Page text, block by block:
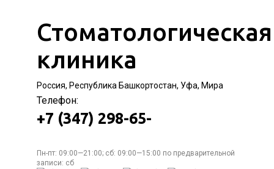
Стоматологическая
клиника
Россия, Республика Башкортостан, Уфа, Мира
Телефон:
+7 (347) 298-65-
Пн-пт: 09:00—21:00; сб: 09:00—15:00 по предварительной
записи: сб